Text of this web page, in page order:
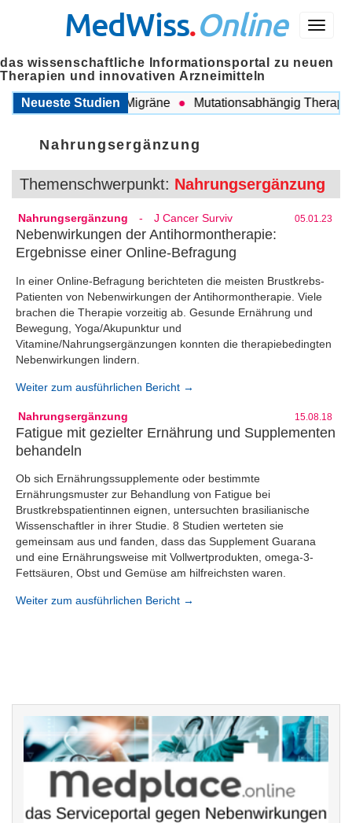
Menü
MedWiss.Online
das wissenschaftliche Informationsportal zu neuen
Therapien und innovativen Arzneimitteln
Neueste Studien
COPD und Migräne Mutationsabhängig Therapie
Nahrungsergänzung
Themenschwerpunkt: Nahrungsergänzung
Nahrungsergänzung - J Cancer Surviv 05.01.23
Nebenwirkungen der Antihormontherapie:
Ergebnisse einer Online-Befragung
In einer Online-Befragung berichteten die meisten Brustkrebs-
Patienten von Nebenwirkungen der Antihormontherapie. Viele
brachen die Therapie vorzeitig ab. Gesunde Ernährung und
Bewegung, Yoga/Akupunktur und
Vitamine/Nahrungsergänzungen konnten die therapiebedingten
Nebenwirkungen lindern.
Weiter zum ausführlichen Bericht →
Nahrungsergänzung 15.08.18
Fatigue mit gezielter Ernährung und Supplementen
behandeln
Ob sich Ernährungssupplemente oder bestimmte
Ernährungsmuster zur Behandlung von Fatigue bei
Brustkrebspatientinnen eignen, untersuchten brasilianische
Wissenschaftler in ihrer Studie. 8 Studien werteten sie
gemeinsam aus und fanden, dass das Supplement Guarana
und eine Ernährungsweise mit Vollwertprodukten, omega-3-
Fettsäuren, Obst und Gemüse am hilfreichsten waren.
Weiter zum ausführlichen Bericht →